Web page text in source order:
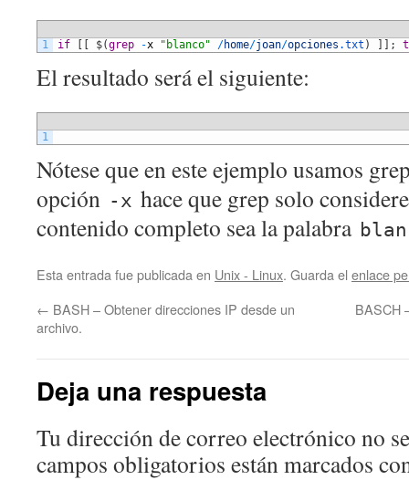
1 if $(grep -x "blanco" /home/joan/opciones .txt ) ;
El resultado será el siguiente:
1
Nótese que en este ejemplo usamos
opción -x hace que grep solo
contenido completo sea la palabra
Esta entrada fue publicada en Unix - Linux. Guarda el enlace
← BASH – Obtener direcciones IP desde un
archivo.
BASCH
Deja una respuesta
Tu dirección de correo electrónico no
campos obligatorios están marcados